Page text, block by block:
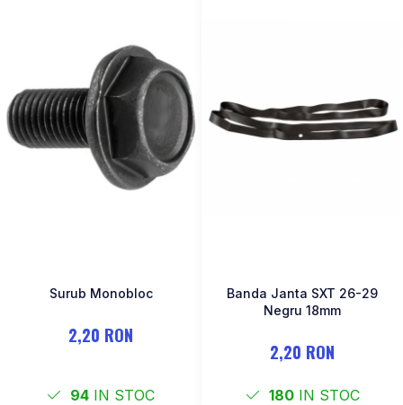
Surub Monobloc
2,20 RON
94 IN STOC
Banda Janta SXT 26-29
Negru 18mm
2,20 RON
180IN STOC